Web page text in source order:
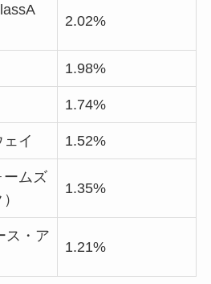
2.02%
1.98%
1.74%
イ 1.52%
ームズ
1.35%
ス・ア
1.21%